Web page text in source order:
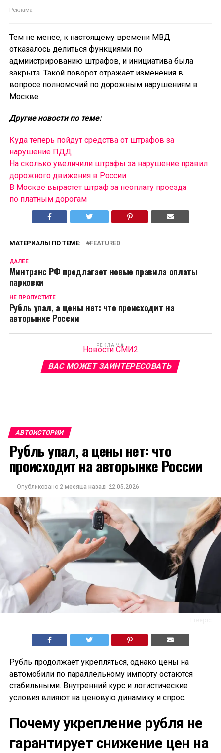
Тем не менее, к настоящему времени МВД
отказалось делиться функциями по
адмиистрированию штрафов, и инициатива была
закрыта. Такой поворот отражает изменения в
вопросе полномочий по дорожным нарушениям в
Москве.
Другие новости по теме:
Куда теперь пойдут средства от штрафов за
нарушение ПДД
На сколько увеличили штрафы за нарушение правил
дорожного движения в России
В Москве вырастет штраф за неоплату проезда
по платным дорогам
МАТЕРИАЛЫ ПО ТЕМЕ: FEATURED
ДАЛЕЕ
Минтранс РФ предлагает новые правила оплаты
парковки
НЕ ПРОПУСТИТЕ
Рубль упал, а цены нет: что происходит на
авторынке России
РЕКЛАМА
Новости СМИ2
ВАС МОЖЕТ ЗАИНТЕРЕСОВАТЬ
АВТОИСТОРИИ
Рубль упал, а цены нет: что
происходит на авторынке России
Опубликовано 2 месяца назад 22.05.2026
Рубль продолжает укрепляться, однако цены на
автомобили по параллельному импорту остаются
стабильными. Внутренний курс и логистические
условия влияют на ценовую динамику и спрос.
Почему укрепление рубля не
гарантирует снижение цен на